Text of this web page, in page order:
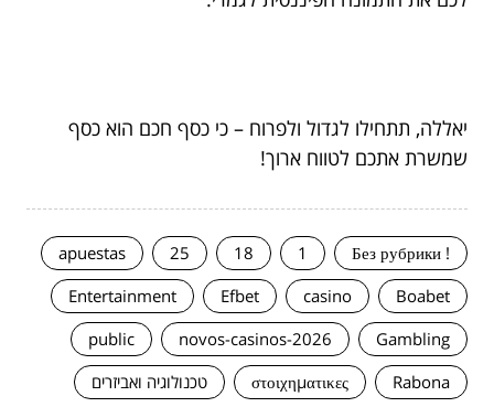
יאללה, תתחילו לגדול ולפרוח – כי כסף חכם הוא כסף
שמשרת אתכם לטווח ארוך!
! Без рубрики
1
18
25
apuestas
Boabet
casino
Efbet
Entertainment
Gambling
novos-casinos-2026
public
Rabona
στοιχηματικες
טכנולוגיה ואביזרים